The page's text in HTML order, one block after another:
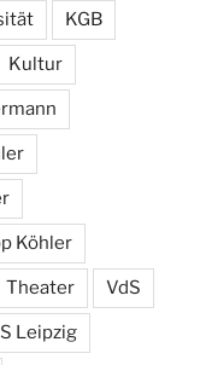
KGB
Kultur
Köhler
Theater VdS
Leipzig